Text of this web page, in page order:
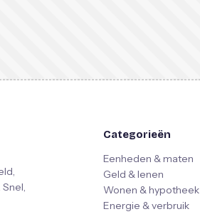
Categorieën
Eenheden & maten
Geld & lenen
Wonen & hypotheek
Energie & verbruik